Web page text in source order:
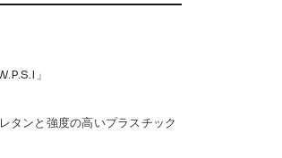
→
」
タンと強度の高いプラスチック